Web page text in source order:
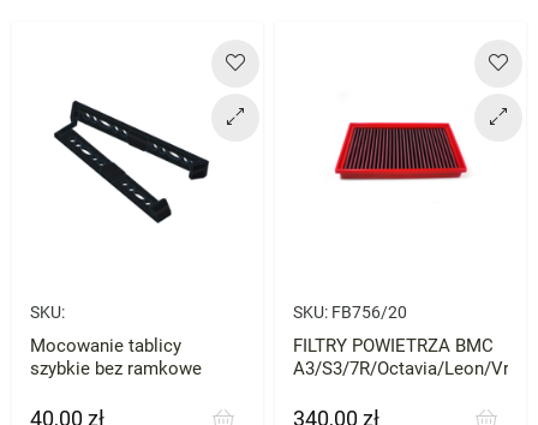
SKU:
Mocowanie tablicy
szybkie bez ramkowe
Cena
40,00 zł
SKU: FB756/20
FILTRY POWIETRZA BMC
A3/S3/7R/Octavia/Leon/Vrs
Cena
340,00 zł